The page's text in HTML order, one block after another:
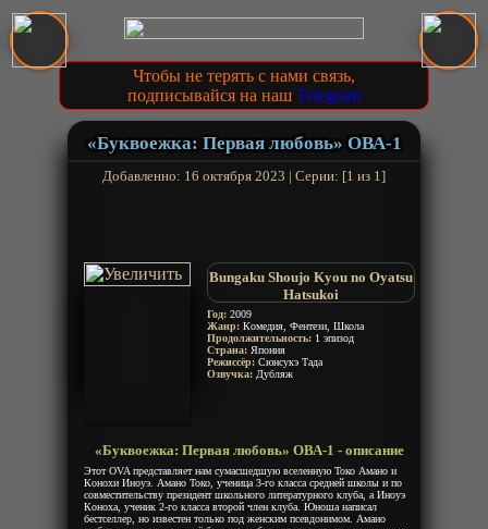
Чтобы не терять с нами связь,
подписывайся на наш Telegram
«Буквоежка: Первая любовь» ОВА-1
Добавленно: 16 октября 2023 | Серии: [1 из 1]
Bungaku Shoujo Kyou no Oyatsu
Hatsukoi
Год: 2009
Жанр: Комедия, Фентези, Школа
Продолжительность: 1 эпизод
Страна: Япония
Режиссёр: Сюнсукэ Тада
Озвучка: Дубляж
«Буквоежка: Первая любовь» ОВА-1 - описание
Этот OVA представляет нам сумасшедшую вселенную Токо Амано и
Конохи Иноуэ. Амано Токо, ученица 3-го класса средней школы и по
совместительству президент школьного литературного клуба, а Иноуэ
Коноха, ученик 2-го класса второй член клуба. Юноша написал
бестселлер, но известен только под женским псевдонимом. Амано